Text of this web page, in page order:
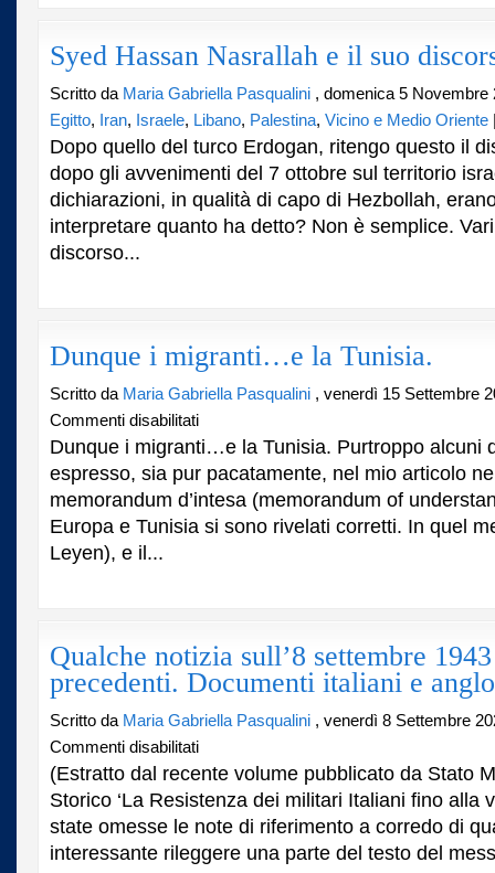
Syed Hassan Nasrallah e il suo
Scritto da Maria Gabriella Pasqualini , domenica 5 Novembre
Egitto, Iran, Israele, Libano, Palestina, Vicino e Medio Oriente
Dopo quello del turco Erdogan, ritengo questo il
dopo gli avvenimenti del 7 ottobre sul territorio
dichiarazioni, in qualità di capo di Hezbollah,
interpretare quanto ha detto? Non è semplice.
discorso...
Dunque i migranti…e la Tunisia.
Scritto da Maria Gabriella Pasqualini , venerdì 15 Settembre
Commenti disabilitatisu
i
migranti…
e
Tunisia.
Dunque i migranti…e la Tunisia. Purtroppo alcuni
espresso, sia pur pacatamente, nel mio articolo
memorandum d’intesa (memorandum of
Europa e Tunisia si sono rivelati corretti. In quel
Leyen), e il...
Qualche notizia sull’8 settembre
precedenti. Documenti italiani e
Scritto da Maria Gabriella Pasqualini , venerdì 8 Settembre
Commenti disabilitatisu
notizia
sull’8
settembre
e
(Estratto dal recente volume pubblicato da Stato
Storico ‘La Resistenza dei militari Italiani fino alla
state omesse le note di riferimento a corredo di
interessante rileggere una parte del testo del